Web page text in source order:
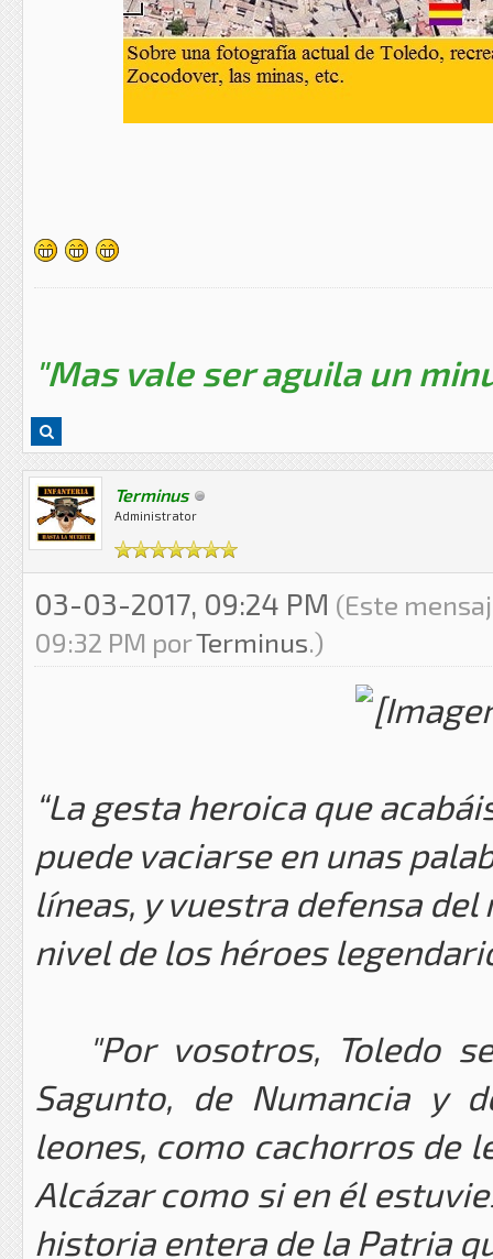
"Mas vale ser aguila un
Terminus
Administrator
03-03-2017, 09:24 PM (Este
09:32 PM porTerminus.)
“La gesta heroica que
puede vaciarse en unas
líneas, y vuestra defensa
nivel de los héroes
"Por vosotros, Toledo
Sagunto, de Numancia y
leones, como cachorros de
Alcázar como si en él
historia entera de la Patria